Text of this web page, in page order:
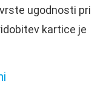
ugodnosti pri
kartice je